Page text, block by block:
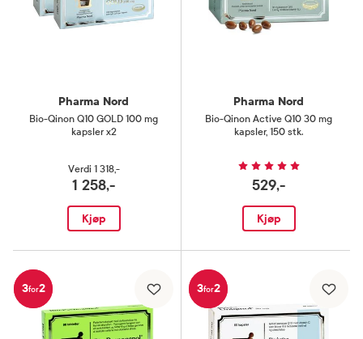
Pharma Nord
Bio-Qinon Q10 GOLD 100 mg
kapsler x2
Verdi 1 318,-
1 258,-
Kjøp
Pharma Nord
Bio-Qinon Active Q10 30 mg
kapsler, 150 stk.
529,-
Kjøp
3for2 3for2